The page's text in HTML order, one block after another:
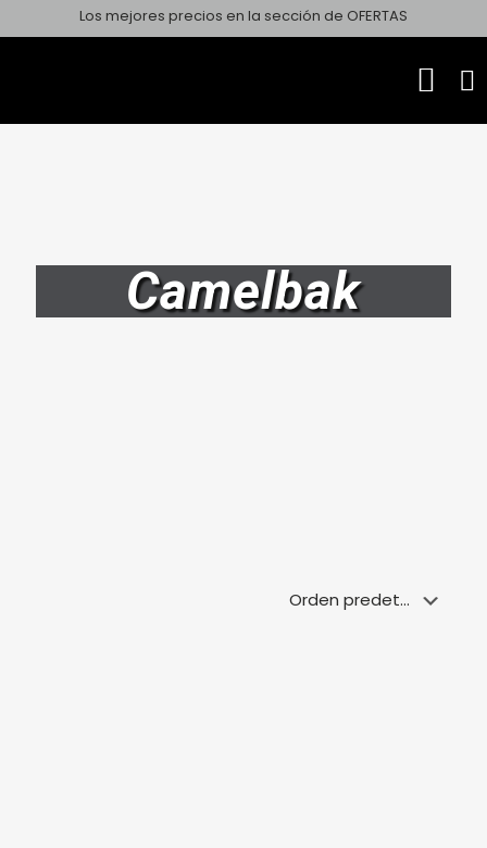
Los mejores precios en la sección de OFERTAS
Camelbak